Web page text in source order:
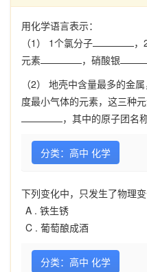
用化学语言表示：
（1） 1个氯分子
元素
，硝酸银
（2） 地壳中含量最多的金
度最小气体的元素，这三种
，其中的原子团名
分类：高中 化学
下列变化中，只发生了物
A . 铁生锈
C . 葡萄酿成酒
分类：高中 化学